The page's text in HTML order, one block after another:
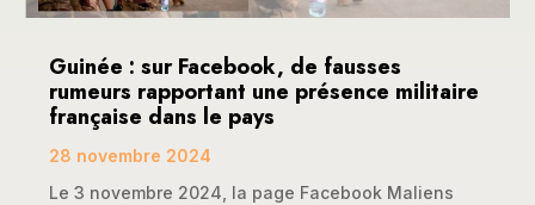
Guinée : sur Facebook, de fausses
rumeurs rapportant une présence militaire
française dans le pays
28 novembre 2024
Le 3 novembre 2024, la page Facebook Maliens